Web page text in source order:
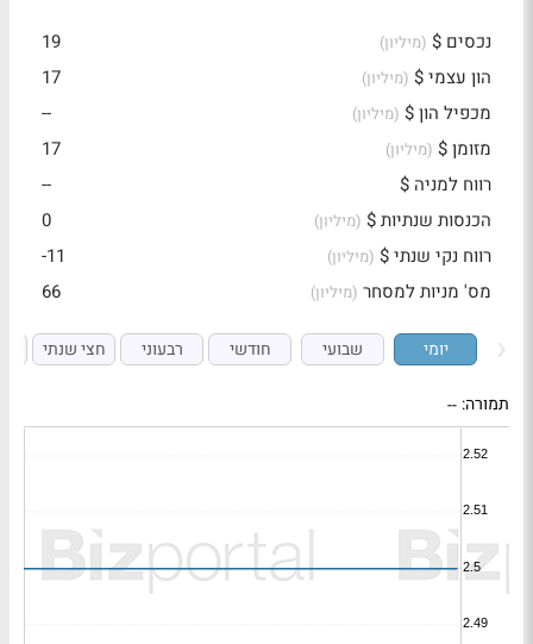
נכסים $ (מיליון)
19
הון עצמי $ (מיליון)
17
מכפיל הון $ (מיליון)
--
מזומן $ (מיליון)
17
רווח למניה $
--
הכנסות שנתיות $ (מיליון)
0
רווח נקי שנתי $ (מיליון)
-11
מס' מניות למסחר (מיליון) 66
יומי שבועי חודשי רבעוני חצי שנתי
תמורה: --